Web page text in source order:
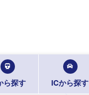
ら探す ICから探す